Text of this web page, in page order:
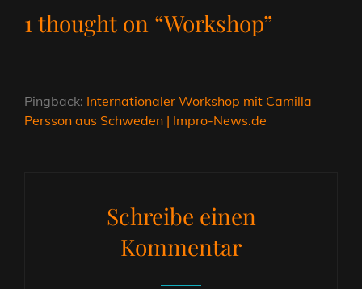
1 thought on “Workshop”
Pingback: Internationaler Workshop mit Camilla
Persson aus Schweden | Impro-News.de
Schreibe einen
Kommentar